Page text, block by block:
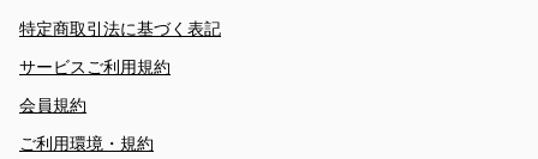
特定商取引法に基づく表記
サービスご利用規約
会員規約
ご利用環境・規約